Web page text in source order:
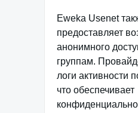
Eweka Usenet
предоставляет
анонимного
группам.
логи активности
что обеспечивает